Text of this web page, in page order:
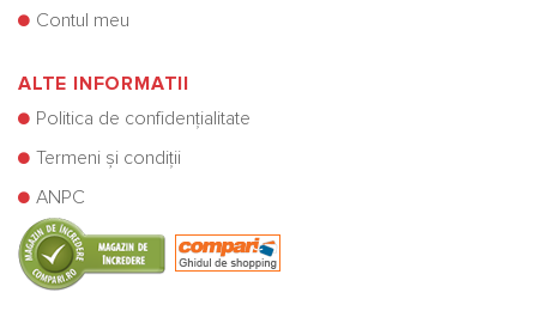
Contul meu
ALTE INFORMATII
Politica de confidențialitate
Termeni și condiții
ANPC